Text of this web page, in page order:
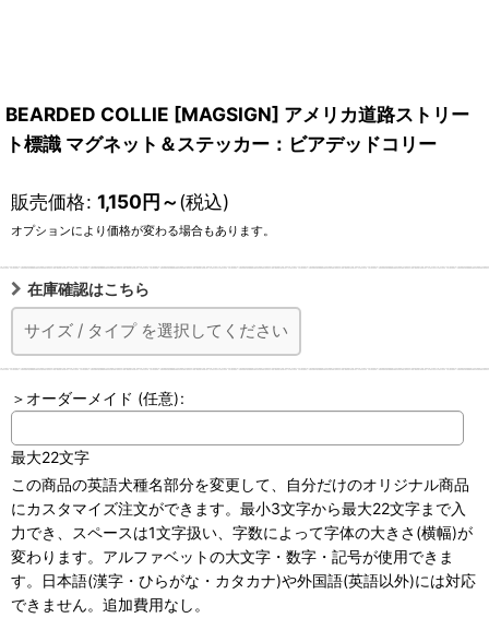
BEARDED COLLIE [MAGSIGN] アメリカ道路ストリー
ト標識 マグネット＆ステッカー：ビアデッドコリー
販売価格: 1,150円～(税込)
オプションにより価格が変わる場合もあります。
在庫確認はこちら
サイズ / タイプ を選択してください
＞オーダーメイド (任意):
最大22文字
この商品の英語犬種名部分を変更して、自分だけのオリジナル商品
にカスタマイズ注文ができます。最小3文字から最大22文字まで入
力でき、スペースは1文字扱い、字数によって字体の大きさ(横幅)が
変わります。アルファベットの大文字・数字・記号が使用できま
す。日本語(漢字・ひらがな・カタカナ)や外国語(英語以外)には対応
できません。追加費用なし。